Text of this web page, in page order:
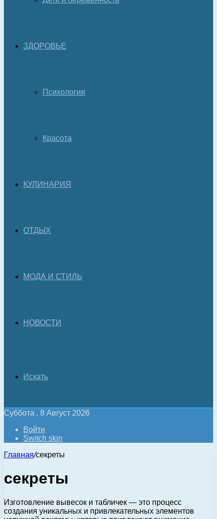
ЗДОРОВЬЕ
Психология
Красота
КУЛИНАРИЯ
ОТДЫХ
МОДА И СТИЛЬ
НОВОСТИ
Искать
Суббота , 8 Август 2026
Войти
Switch skin
Главная/секреты
секреты
Изготовление вывесок и табличек — это процесс
создания уникальных и привлекательных элементов